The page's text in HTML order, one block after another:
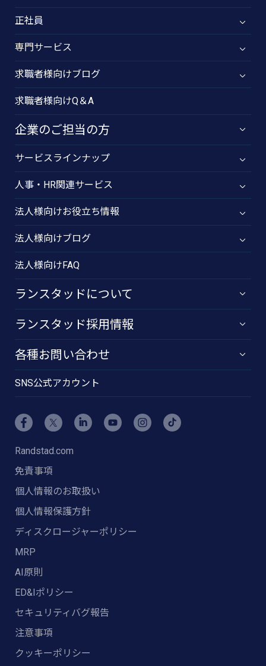
正社員
専門サービス
求職者様向けブログ
求職者様向けQ＆A
企業のご担当の方
サービスラインナップ
人事・HR関連サービス
法人様向けお役立ち情報
法人様向けブログ
法人様向けFAQ
ランスタッドについて
ランスタッド採用情報
各種お問い合わせ
SNS公式アカウント
Randstad.com
免責事項
個人情報のお取扱い
個人情報保護方針
ディスクロージャーポリシー
MRP
AI原則
ED&Iポリシー
セキュリティバグ報告
注意事項
クッキーポリシー